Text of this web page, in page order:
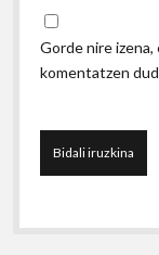
Gorde nire
komentatzen